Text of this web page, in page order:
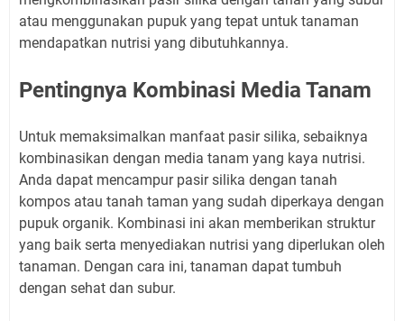
atau menggunakan pupuk yang tepat untuk tanaman
mendapatkan nutrisi yang dibutuhkannya.
Pentingnya Kombinasi Media Tanam
Untuk memaksimalkan manfaat pasir silika, sebaiknya
kombinasikan dengan media tanam yang kaya nutrisi.
Anda dapat mencampur pasir silika dengan tanah
kompos atau tanah taman yang sudah diperkaya dengan
pupuk organik. Kombinasi ini akan memberikan struktur
yang baik serta menyediakan nutrisi yang diperlukan oleh
tanaman. Dengan cara ini, tanaman dapat tumbuh
dengan sehat dan subur.